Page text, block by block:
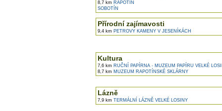
8,7 km RAPOTÍN
SOBOTÍN
Přírodní zajímavosti
9,4 km PETROVY KAMENY V JESENÍKÁCH
Kultura
7,6 km RUČNÍ PAPÍRNA - MUZEUM PAPÍRU VELKÉ
8,7 km MUZEUM RAPOTÍNSKÉ SKLÁRNY
Lázně
7,9 km TERMÁLNÍ LÁZNĚ VELKÉ LOSINY